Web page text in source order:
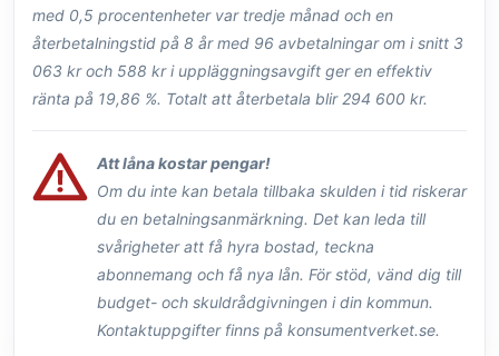
med 0,5 procentenheter var tredje månad och en
återbetalningstid på 8 år med 96 avbetalningar om i snitt 3
063 kr och 588 kr i uppläggningsavgift ger en effektiv
ränta på 19,86 %. Totalt att återbetala blir 294 600 kr.
Att låna kostar pengar!
Om du inte kan betala tillbaka skulden i tid riskerar
du en betalningsanmärkning. Det kan leda till
svårigheter att få hyra bostad, teckna
abonnemang och få nya lån. För stöd, vänd dig till
budget- och skuldrådgivningen i din kommun.
Kontaktuppgifter finns på konsumentverket.se.